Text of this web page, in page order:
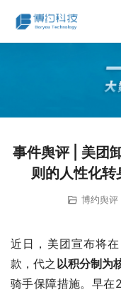
事件舆评 | 美团
则的人性化
博约舆评
近日，美团宣布将
款，代之 以积分制为
骑手保障措施。早在